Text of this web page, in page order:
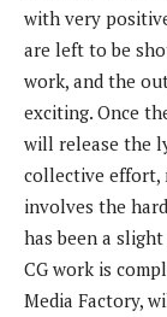
with very
are left to be
work, and the
exciting. Once
will release the
collective effort,
involves the
has been a
CG work is
Media Factory,